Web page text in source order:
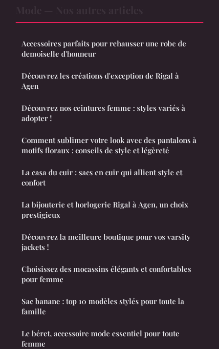
Accessoires parfaits pour rehausser une robe de
demoiselle d'honneur
Découvrez les créations d'exception de Rigal à
Agen
Découvrez nos ceintures femme : styles variés à
adopter !
Comment sublimer votre look avec des pantalons à
motifs floraux : conseils de style et légèreté
La casa du cuir : sacs en cuir qui allient style et
confort
La bijouterie et horlogerie Rigal à Agen, un choix
prestigieux
Découvrez la meilleure boutique pour vos varsity
jackets !
Choisissez des mocassins élégants et confortables
pour femme
Sac banane : top 10 modèles stylés pour toute la
famille
Le béret, accessoire mode essentiel pour toute
femme